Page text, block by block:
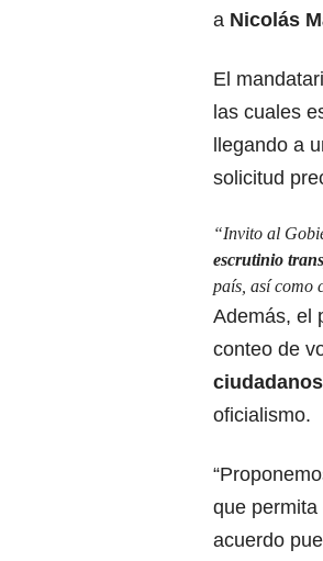
a Nicolás
El
las cuales
llegando a
solicitud
“Invito al
escrutinio
país, así como
Además, el
conteo de
ciudadanos
oficialismo.
que
acuerdo